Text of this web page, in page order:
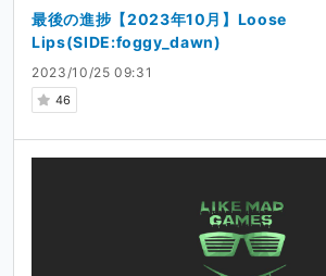
2023/10/25 09:31
46
最後の進捗【2023年10月】Loose
Lips(SIDE:foggy_dawn)